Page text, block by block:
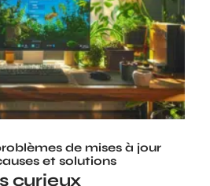
de mises à jour
et solutions
curieux